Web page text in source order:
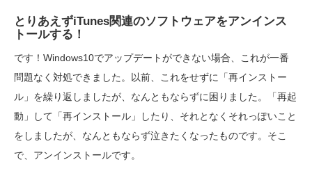
とりあえずiTunes関連のソフトウェアをアンインス
トールする！
です！Windows10でアップデートができない場合、これが一番
問題なく対処できました。以前、これをせずに「再インストー
ル」を繰り返しましたが、なんともならずに困りました。「再起
動」して「再インストール」したり、それとなくそれっぽいこと
をしましたが、なんともならず泣きたくなったものです。そこ
で、アンインストールです。